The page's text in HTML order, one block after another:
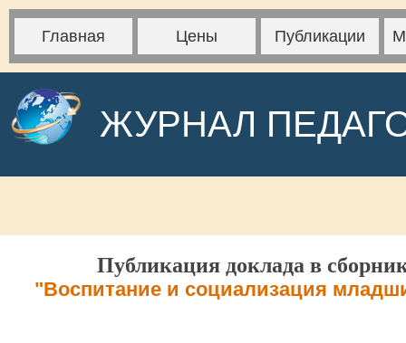
Главная Цены Публикации
ЖУРНАЛ
Публикация доклада в
"Воспитание и социализация